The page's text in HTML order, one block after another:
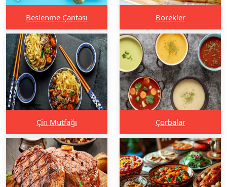
Beslenme Çantası Börekler
Çin Mutfağı Çorbalar